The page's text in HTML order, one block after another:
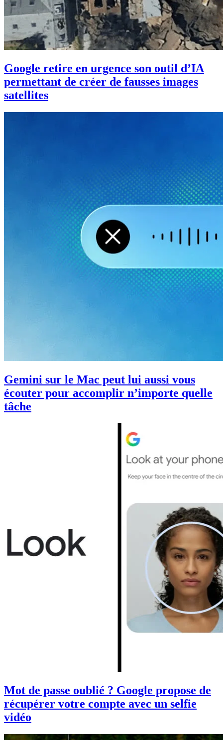
Google retire en urgence son outil d’IA
permettant de créer de fausses images
satellites
Gemini sur le Mac peut lui aussi vous
écouter pour accomplir n’importe quelle
tâche
Mot de passe oublié ? Google propose de
récupérer votre compte avec un selfie
vidéo